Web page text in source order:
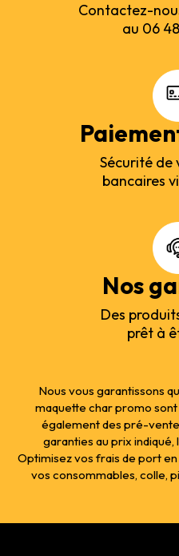
Contactez-
au 06
Sécurité de
bancaires
Nos
Des
prêt à
Nous vous garantissons
maquette char promo
également des pré-
garanties au prix
Optimisez vos frais de port
vos consommables, colle,